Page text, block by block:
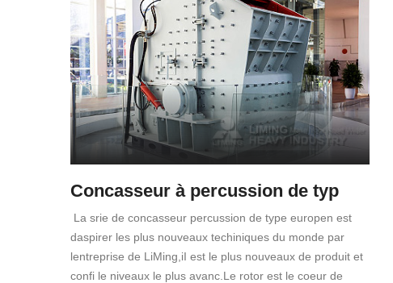
Concasseur à percussion de typ
La srie de concasseur percussion de type europen est
daspirer les plus nouveaux techiniques du monde par
lentreprise de LiMing,iI est le plus nouveaux de produit et
confi le niveaux le plus avanc.Le rotor est le coeur de